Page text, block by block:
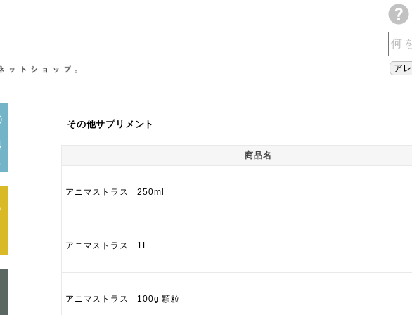
その他サプリメント
商品名
アニマストラス 250ml
アニマストラス 1L
アニマストラス 100g 顆粒